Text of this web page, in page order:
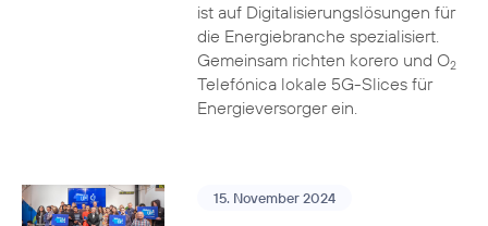
ist auf Digitalisierungslösungen für
die Energiebranche spezialisiert.
Gemeinsam richten korero und O2
Telefónica lokale 5G-Slices für
Energieversorger ein.
15. November 2024